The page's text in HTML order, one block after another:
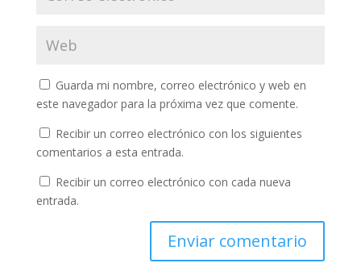
Guarda mi nombre, correo electrónico y web en
este navegador para la próxima vez que comente.
Recibir un correo electrónico con los siguientes
comentarios a esta entrada.
Recibir un correo electrónico con cada nueva
entrada.